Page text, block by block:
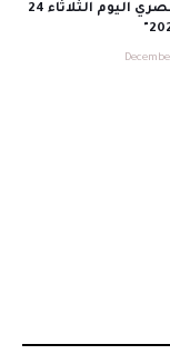
السوق المصري اليوم الثلاثاء 24